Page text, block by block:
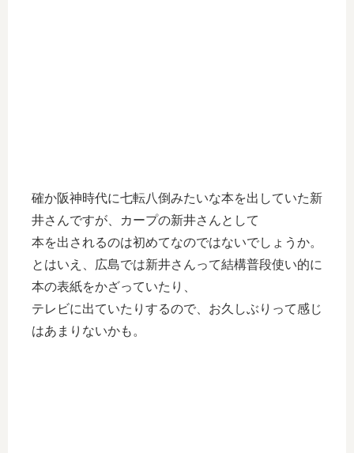
確か阪神時代に七転八倒みたいな本を出していた新
井さんですが、カープの新井さんとして
本を出されるのは初めてなのではないでしょうか。
とはいえ、広島では新井さんって結構普段使い的に
本の表紙をかざっていたり、
テレビに出ていたりするので、お久しぶりって感じ
はあまりないかも。